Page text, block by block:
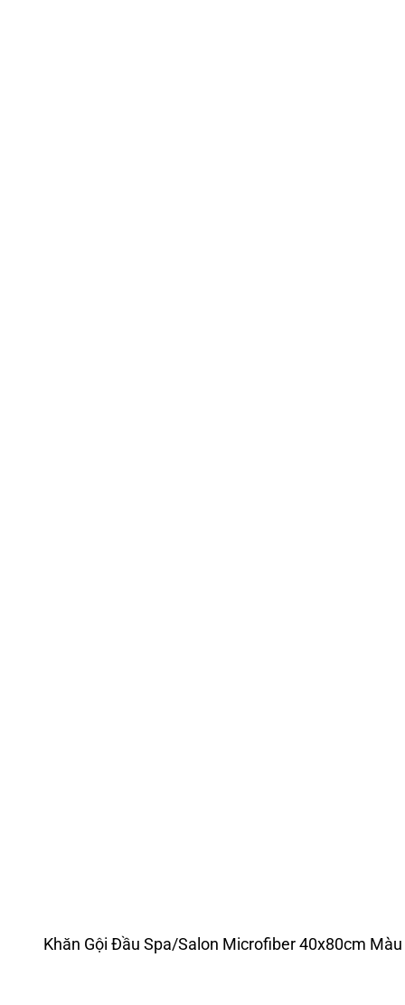
Khăn Gội Đầu Spa/Salon Microfiber 40x80cm